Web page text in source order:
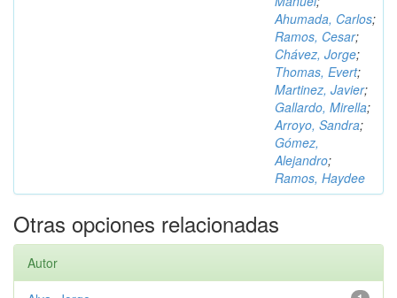
Ahumada, Carlos;
Ramos, Cesar;
Chávez, Jorge;
Thomas, Evert;
Martinez, Javier;
Gallardo, Mirella;
Arroyo, Sandra;
Gómez,
Alejandro;
Ramos, Haydee
Otras opciones relacionadas
Autor